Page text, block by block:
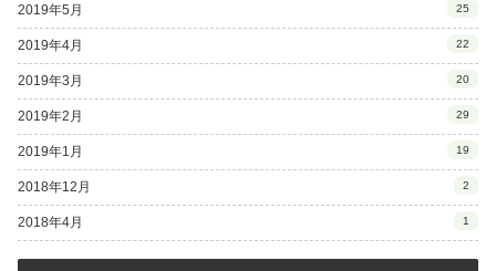
2019年5月 25
2019年4月 22
2019年3月 20
2019年2月 29
2019年1月 19
2018年12月 2
2018年4月 1